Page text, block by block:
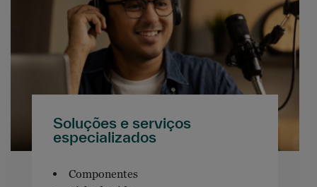
Soluções e serviços
especializados
Componentes